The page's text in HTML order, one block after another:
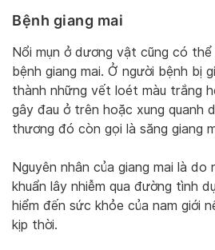
Bệnh giang mai
Nổi mụn ở dương vật cũng có
bệnh giang mai. Ở người bệnh bị
thành những vết loét màu trắng
gây đau ở trên hoặc xung quanh
thương đó còn gọi là săng giang
Nguyên nhân của giang mai là do
khuẩn lây nhiễm qua đường tình
hiểm đến sức khỏe của nam giới
kịp thời.